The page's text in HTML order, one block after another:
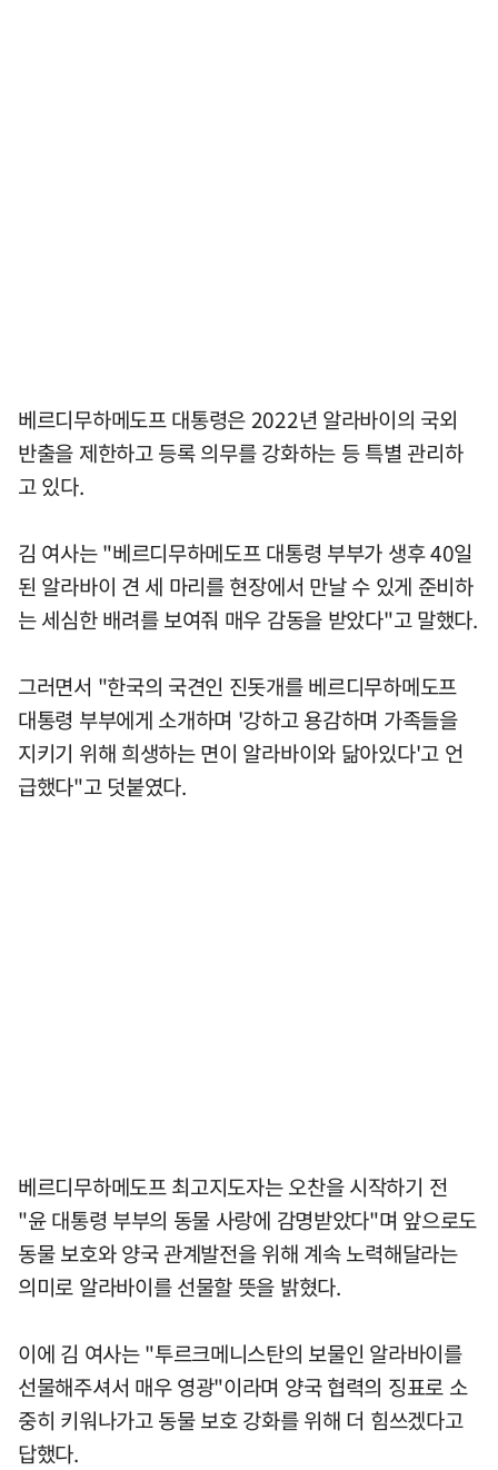
베르디무하메도프 대통령은 2022년 알라바이의 국외
반출을 제한하고 등록 의무를 강화하는 등 특별 관리하
고 있다.
김 여사는 "베르디무하메도프 대통령 부부가 생후 40일
된 알라바이 견 세 마리를 현장에서 만날 수 있게 준비하
는 세심한 배려를 보여줘 매우 감동을 받았다"고 말했다.
그러면서 "한국의 국견인 진돗개를 베르디무하메도프
대통령 부부에게 소개하며 '강하고 용감하며 가족들을
지키기 위해 희생하는 면이 알라바이와 닮아있다'고 언
급했다"고 덧붙였다.
베르디무하메도프 최고지도자는 오찬을 시작하기 전
"윤 대통령 부부의 동물 사랑에 감명받았다"며 앞으로도
동물 보호와 양국 관계발전을 위해 계속 노력해달라는
의미로 알라바이를 선물할 뜻을 밝혔다.
이에 김 여사는 "투르크메니스탄의 보물인 알라바이를
선물해주셔서 매우 영광"이라며 양국 협력의 징표로 소
중히 키워나가고 동물 보호 강화를 위해 더 힘쓰겠다고
답했다.